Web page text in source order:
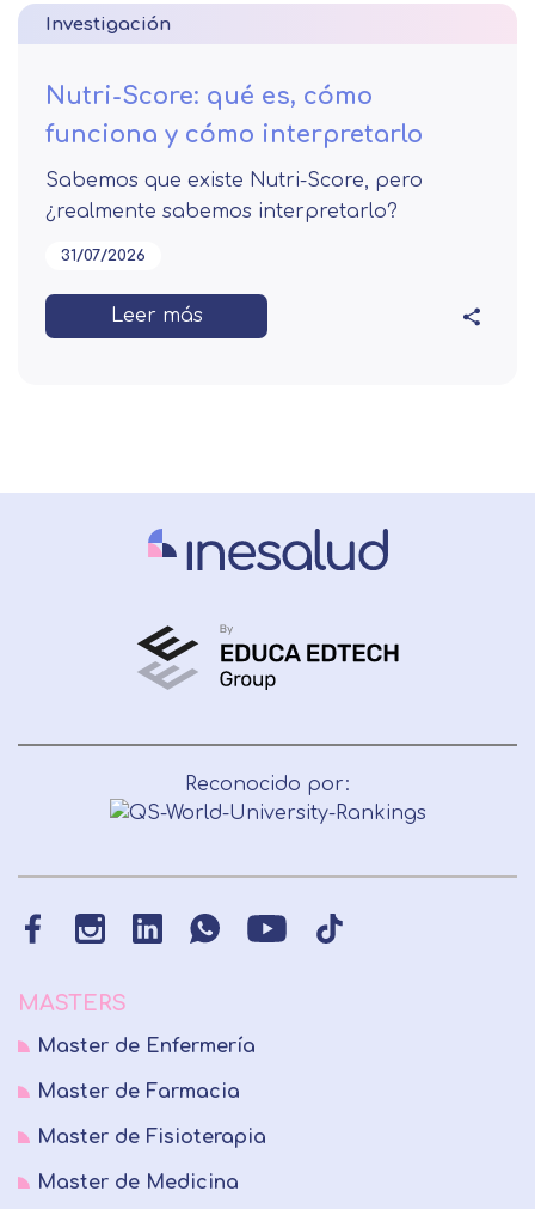
Investigación
Nutri-Score: qué es, cómo
funciona y cómo interpretarlo
Sabemos que existe Nutri-Score, pero
¿realmente sabemos interpretarlo?
31/07/2026
Leer más
Reconocido por:
MASTERS
Master de Enfermería
Master de Farmacia
Master de Fisioterapia
Master de Medicina